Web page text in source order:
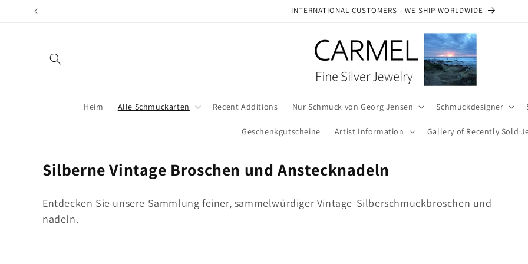
SEE OUR AUTHENTICITY COMMITMENT
Heim Alle Schmuckarten Recent Additions Nur Schmuck von Georg Jensen Schmuckdesigner
Geschenkgutscheine Artist Information Gallery of Recently Sold /
K
t
Silberne Vintage Broschen und Anstecknadeln
Entdecken Sie unsere Sammlung feiner, sammelwürdiger Vintage-Silberschmuckbroschen und -
nadeln.